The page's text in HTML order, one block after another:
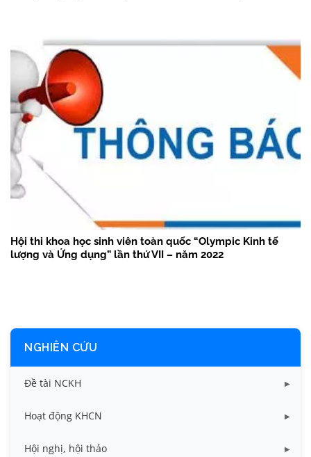
Hội thi khoa học sinh viên toàn quốc “Olympic Kinh tế
lượng và Ứng dụng” lần thứ VII – năm 2022
NGHIÊN CỨU
Đề tài NCKH
Dữ liệu Đề tài cấp Bộ
Dữ liệu Đề tài cấp Cơ sở
Hoạt động KHCN
Công bố khoa học
Hội nghị, hội thảo